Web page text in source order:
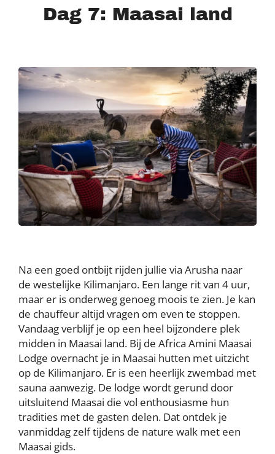
Dag 7: Maasai land
Na een goed ontbijt rijden jullie via Arusha naar
de westelijke Kilimanjaro. Een lange rit van 4 uur,
maar er is onderweg genoeg moois te zien. Je kan
de chauffeur altijd vragen om even te stoppen.
Vandaag verblijf je op een heel bijzondere plek
midden in Maasai land. Bij de Africa Amini Maasai
Lodge overnacht je in Maasai hutten met uitzicht
op de Kilimanjaro. Er is een heerlijk zwembad met
sauna aanwezig. De lodge wordt gerund door
uitsluitend Maasai die vol enthousiasme hun
tradities met de gasten delen. Dat ontdek je
vanmiddag zelf tijdens de nature walk met een
Maasai gids.